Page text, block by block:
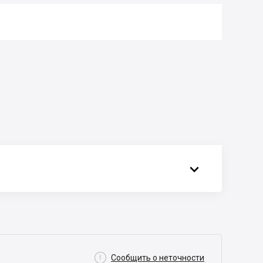

 Сообщить о неточности